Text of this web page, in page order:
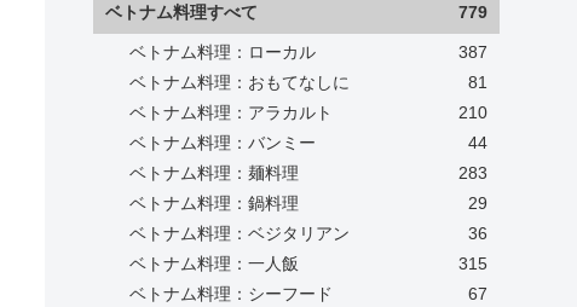
ベトナム料理すべて 779
ベトナム料理：ローカル
387
ベトナム料理：おもてなしに
81
ベトナム料理：アラカルト
210
ベトナム料理：バンミー
44
ベトナム料理：麺料理
283
ベトナム料理：鍋料理
29
ベトナム料理：ベジタリアン
36
ベトナム料理：一人飯
315
ベトナム料理：シーフード
67